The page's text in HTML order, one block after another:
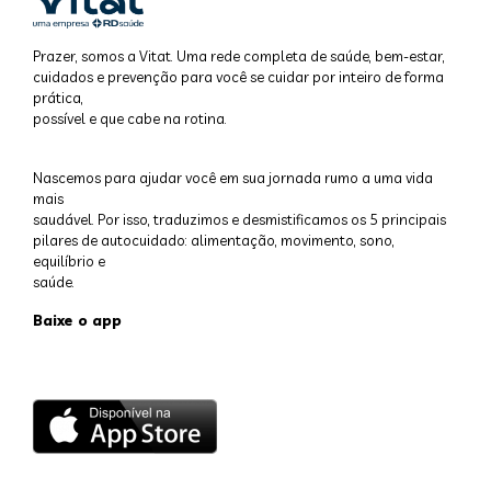
Prazer, somos a Vitat. Uma rede completa de saúde, bem-estar,
cuidados e prevenção para você se cuidar por inteiro de forma
prática,
possível e que cabe na rotina.
Nascemos para ajudar você em sua jornada rumo a uma vida
mais
saudável. Por isso, traduzimos e desmistificamos os 5 principais
pilares de autocuidado: alimentação, movimento, sono,
equilíbrio e
saúde.
Baixe o app